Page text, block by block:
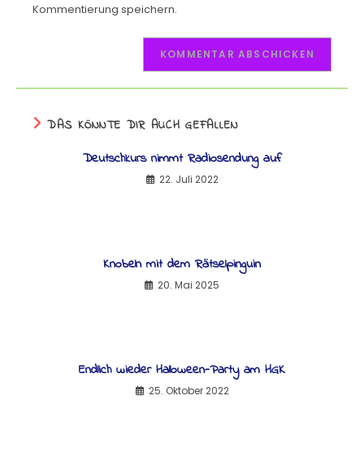
Kommentierung speichern.
DAS KÖNNTE DIR AUCH GEFALLEN
Deutschkurs nimmt Radiosendung auf
22. Juli 2022
Knobeln mit dem Rätselpinguin
20. Mai 2025
Endlich wieder Halloween-Party am HGK
25. Oktober 2022